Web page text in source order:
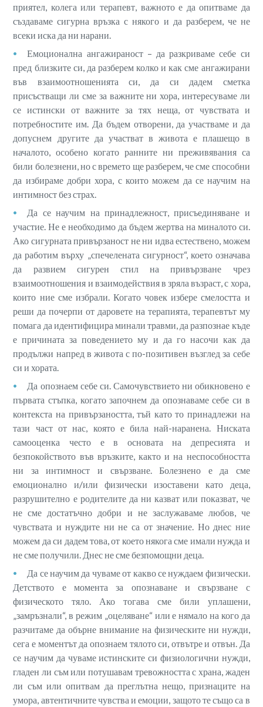
приятел, колега или терапевт, важното е да опитваме да
създаваме сигурна връзка с някого и да разберем, че не
всеки иска да ни нарани.
Емоционална ангажираност – да разкриваме себе си
пред близките си, да разберем колко и как сме ангажирани
във взаимоотношенията си, да си дадем сметка
присъстващи ли сме за важните ни хора, интересуваме ли
се истински от важните за тях неща, от чувствата и
потребностите им. Да бъдем отворени, да участваме и да
допуснем другите да участват в живота е плашещо в
началото, особено когато ранните ни преживявания са
били болезнени, но с времето ще разберем, че сме способни
да избираме добри хора, с които можем да се научим на
интимност без страх.
Да се научим на принадлежност, присъединяване и
участие. Не е необходимо да бъдем жертва на миналото си.
Ако сигурната привързаност не ни идва естествено, можем
да работим върху „спечелената сигурност“, което означава
да развием сигурен стил на привързване чрез
взаимоотношения и взаимодействия в зряла възраст, с хора,
които ние сме избрали. Когато човек избере смелостта и
реши да почерпи от даровете на терапията, терапевтът му
помага да идентифицира минали травми, да разпознае къде
е причината за поведението му и да го насочи как да
продължи напред в живота с по-позитивен възглед за себе
си и хората.
Да опознаем себе си. Самочувствието ни обикновено е
първата стъпка, когато започнем да опознаваме себе си в
контекста на привързаността, тъй като то принадлежи на
тази част от нас, която е била най-наранена. Ниската
самооценка често е в основата на депресията и
безпокойството във връзките, както и на неспособността
ни за интимност и свързване. Болезнено е да сме
емоционално и/или физически изоставени като деца,
разрушително е родителите да ни казват или показват, че
не сме достатъчно добри и не заслужаваме любов, че
чувствата и нуждите ни не са от значение. Но днес ние
можем да си дадем това, от което някога сме имали нужда и
не сме получили. Днес не сме безпомощни деца.
Да се научим да чуваме от какво се нуждаем физически.
Детството е момента за опознаване и свързване с
физическото тяло. Ако тогава сме били уплашени,
„замръзнали“, в режим „оцеляване“ или е нямало на кого да
разчитаме да обърне внимание на физическите ни нужди,
сега е моментът да опознаем тялото си, отвътре и отвън. Да
се научим да чуваме истинските си физиологични нужди,
гладен ли съм или потушавам тревожността с храна, жаден
ли съм или опитвам да преглътна нещо, признаците на
умора, автентичните чувства и емоции, защото те също са в